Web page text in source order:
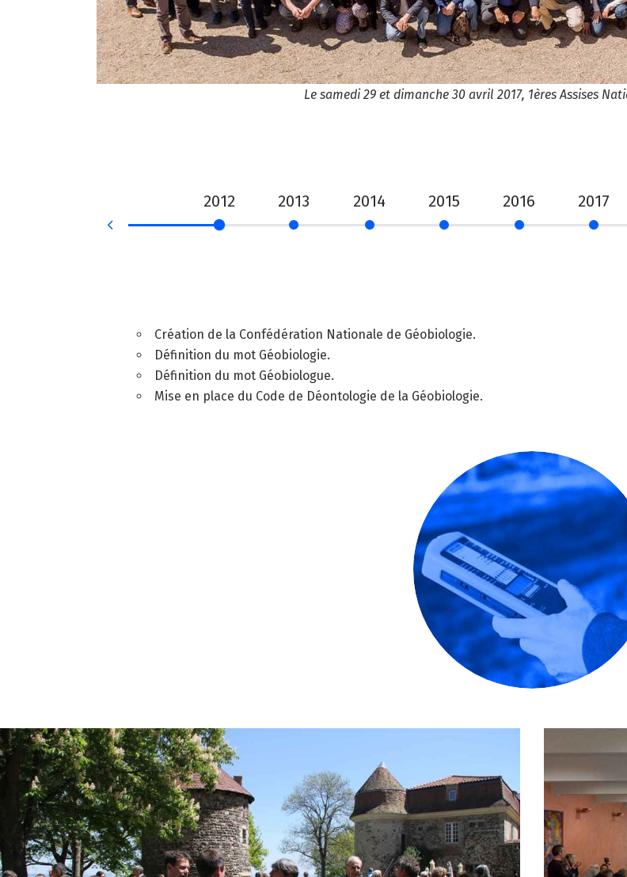
Le samedi 29 et dimanche 30 avril 2017, 1ères Assises
2012 2013 2014 2015 2016 2017
Création de la Confédération Nationale de Géobiologie.
Définition du mot Géobiologie.
Définition du mot Géobiologue.
Mise en place du Code de Déontologie de la Géobiologie.